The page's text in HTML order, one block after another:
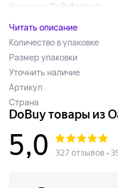
Компания Dr Botanicals...
Читать описание
Количество в упаковке
Размер упаковки
Уточнить наличие
Артикул
Страна